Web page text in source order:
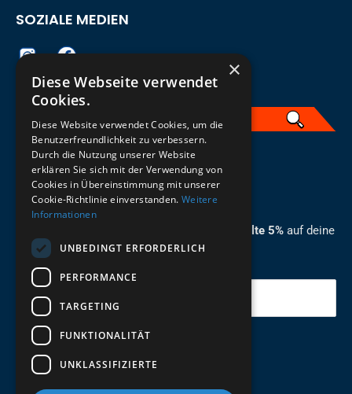
ZUM NEWSLETTER ANMELDEN
Melde dich jetzt zum Newsletter an und erhalte 5% auf deine
erste Bestellung.
Deine Email
Abschicken
SOZIALE MEDIEN
German
×
Diese Webseite verwendet
Cookies.
Diese Website verwendet Cookies, um die
Benutzerfreundlichkeit zu verbessern.
Durch die Nutzung unserer Website
erklären Sie sich mit der Verwendung von
Cookies in Übereinstimmung mit unserer
Cookie-Richtlinie einverstanden. Weitere
Informationen
UNBEDINGT ERFORDERLICH
PERFORMANCE
TARGETING
FUNKTIONALITÄT
UNKLASSIFIZIERTE